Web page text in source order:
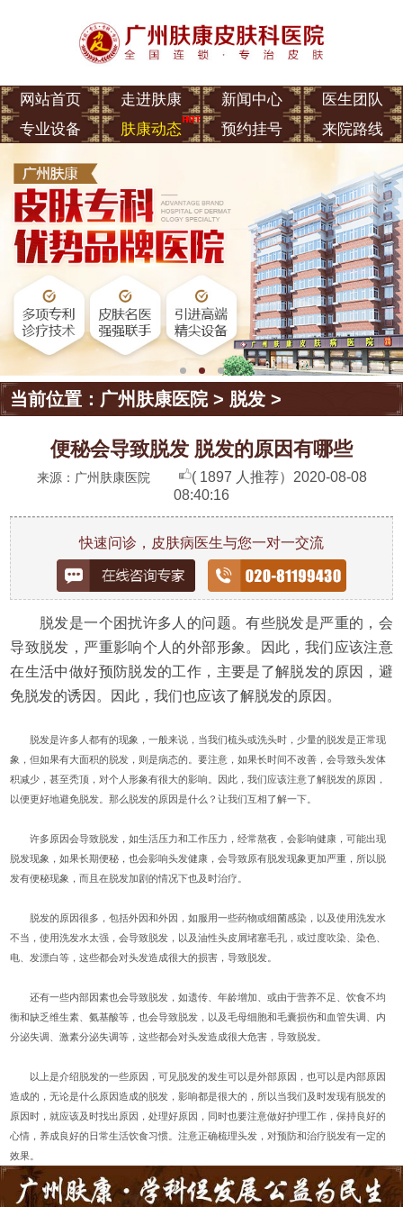
网站首页 走进肤康 新闻中心
医生团队
专业设备
肤康动态 预约挂号 来院路线
当前位置： 广州肤康医院> 脱发 >
便秘会导致脱发 脱发的原因有哪些
来源：广州肤康医院 ( 1897 人推荐） 2020-08-08
08:40:16
快速问诊，皮肤病医生与您一对一交流
脱发是一个困扰许多人的问题。有些脱发是严重的，会
导致脱发，严重影响个人的外部形象。因此，我们应该注意
在生活中做好预防脱发的工作，主要是了解脱发的原因，避
免脱发的诱因。因此，我们也应该了解脱发的原因。
脱发是许多人都有的现象，一般来说，当我们梳头或洗头时，少量的脱发是正常现
象，但如果有大面积的脱发，则是病态的。要注意，如果长时间不改善，会导致头发体
积减少，甚至秃顶，对个人形象有很大的影响。因此，我们应该注意了解脱发的原因，
以便更好地避免脱发。那么脱发的原因是什么？让我们互相了解一下。
许多原因会导致脱发，如生活压力和工作压力，经常熬夜，会影响健康，可能出现
脱发现象，如果长期便秘，也会影响头发健康，会导致原有脱发现象更加严重，所以脱
发有便秘现象，而且在脱发加剧的情况下也及时治疗。
脱发的原因很多，包括外因和外因，如服用一些药物或细菌感染，以及使用洗发水
不当，使用洗发水太强，会导致脱发，以及油性头皮屑堵塞毛孔，或过度吹染、染色、
电、发漂白等，这些都会对头发造成很大的损害，导致脱发。
还有一些内部因素也会导致脱发，如遗传、年龄增加、或由于营养不足、饮食不均
衡和缺乏维生素、氨基酸等，也会导致脱发，以及毛母细胞和毛囊损伤和血管失调、内
分泌失调、激素分泌失调等，这些都会对头发造成很大危害，导致脱发。
以上是介绍脱发的一些原因，可见脱发的发生可以是外部原因，也可以是内部原因
造成的，无论是什么原因造成的脱发，影响都是很大的，所以当我们及时发现有脱发的
原因时，就应该及时找出原因，处理好原因，同时也要注意做好护理工作，保持良好的
心情，养成良好的日常生活饮食习惯。注意正确梳理头发，对预防和治疗脱发有一定的
效果。